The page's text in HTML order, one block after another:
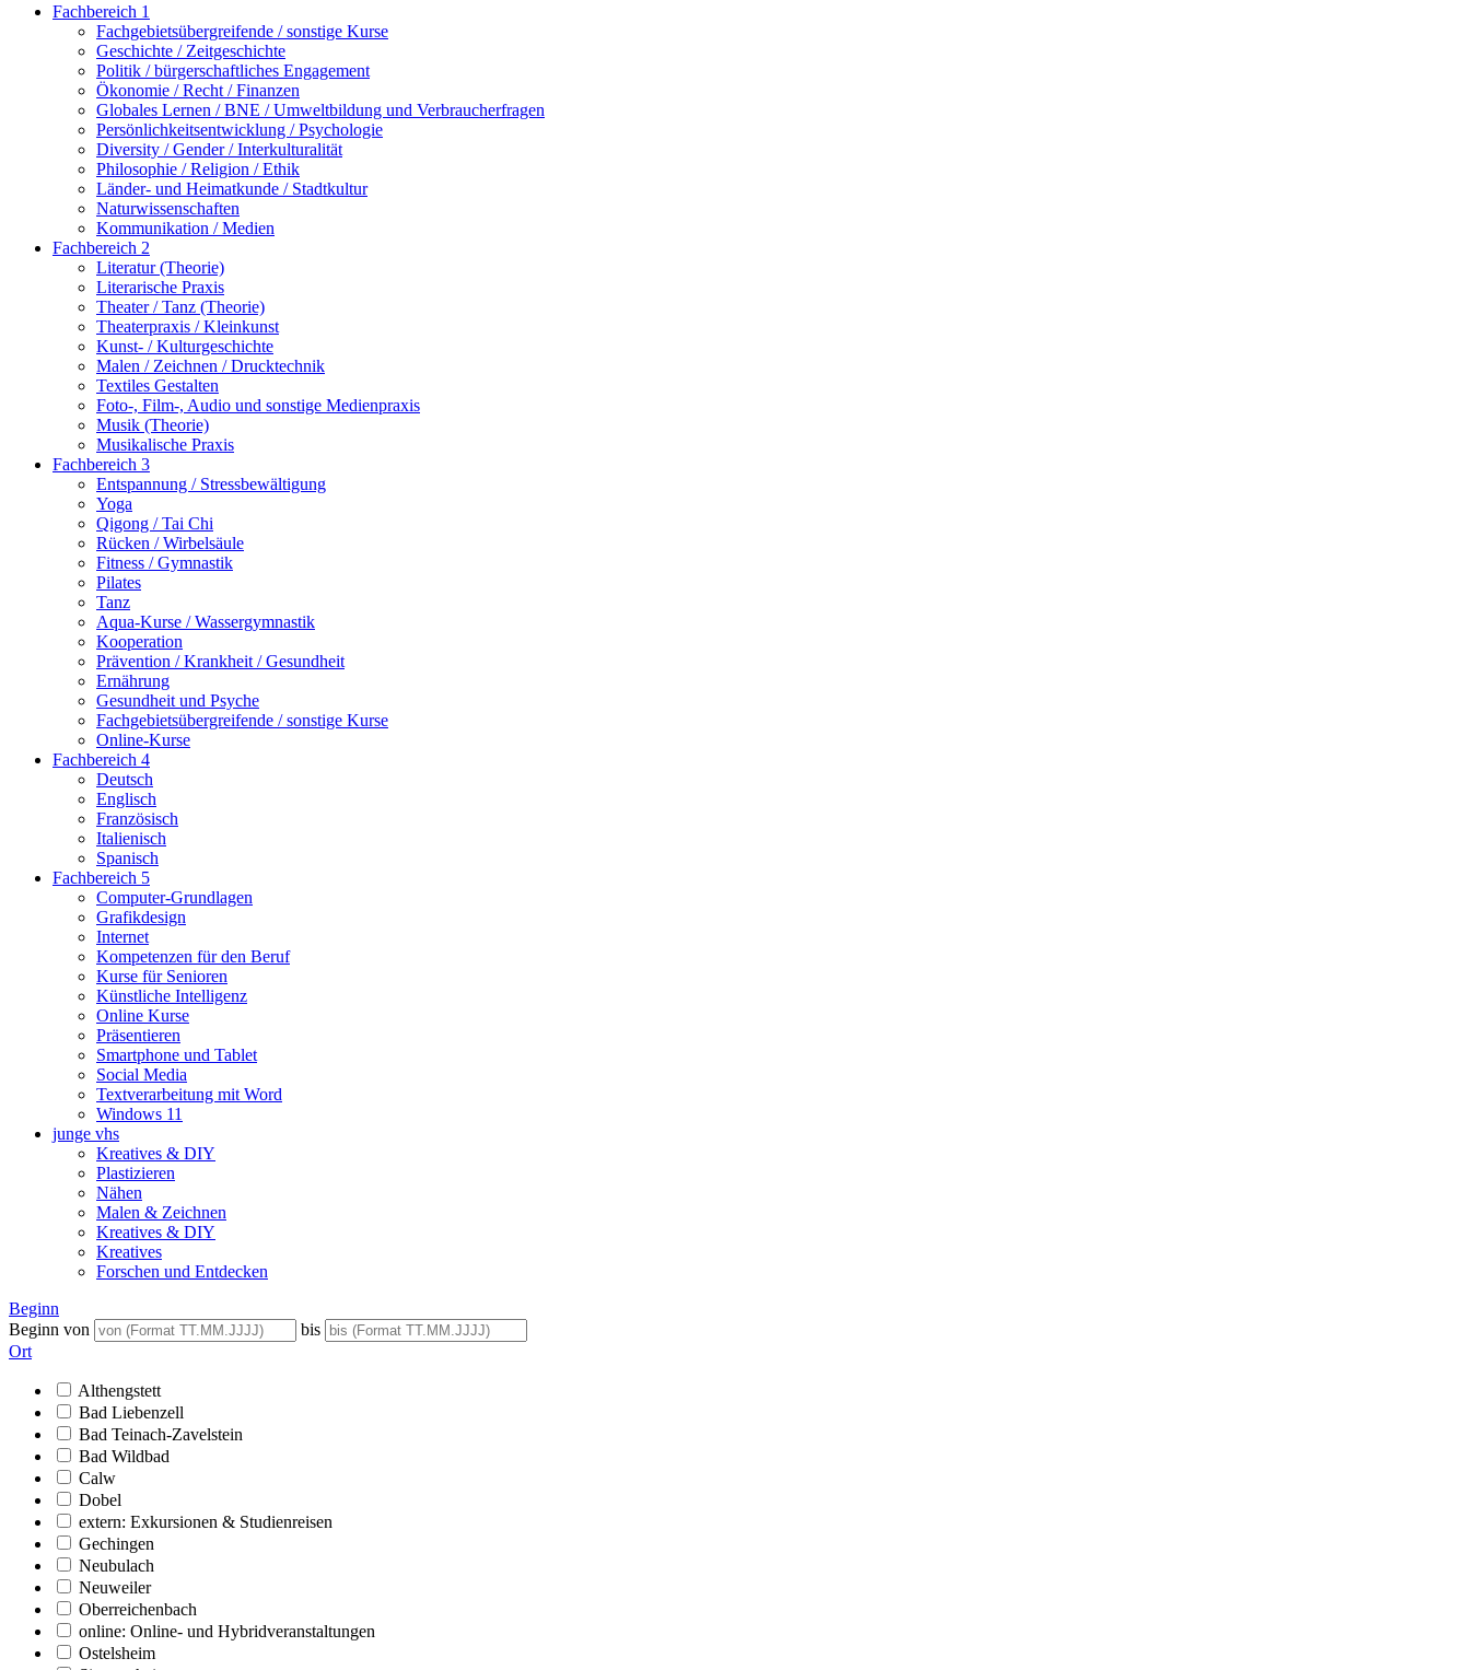
Fachbereich 1
Fachgebietsübergreifende / sonstige Kurse
Geschichte / Zeitgeschichte
Politik / bürgerschaftliches Engagement
Ökonomie / Recht / Finanzen
Globales Lernen / BNE / Umweltbildung und Verbraucherfragen
Persönlichkeitsentwicklung / Psychologie
Diversity / Gender / Interkulturalität
Philosophie / Religion / Ethik
Länder- und Heimatkunde / Stadtkultur
Naturwissenschaften
Kommunikation / Medien
Fachbereich 2
Literatur (Theorie)
Literarische Praxis
Theater / Tanz (Theorie)
Theaterpraxis / Kleinkunst
Kunst- / Kulturgeschichte
Malen / Zeichnen / Drucktechnik
Textiles Gestalten
Foto-, Film-, Audio und sonstige Medienpraxis
Musik (Theorie)
Musikalische Praxis
Fachbereich 3
Entspannung / Stressbewältigung
Yoga
Qigong / Tai Chi
Rücken / Wirbelsäule
Fitness / Gymnastik
Pilates
Tanz
Aqua-Kurse / Wassergymnastik
Kooperation
Prävention / Krankheit / Gesundheit
Ernährung
Gesundheit und Psyche
Fachgebietsübergreifende / sonstige Kurse
Online-Kurse
Fachbereich 4
Deutsch
Englisch
Französisch
Italienisch
Spanisch
Fachbereich 5
Computer-Grundlagen
Grafikdesign
Internet
Kompetenzen für den Beruf
Kurse für Senioren
Künstliche Intelligenz
Online Kurse
Präsentieren
Smartphone und Tablet
Social Media
Textverarbeitung mit Word
Windows 11
junge vhs
Kreatives & DIY
Plastizieren
Nähen
Malen & Zeichnen
Kreatives & DIY
Kreatives
Forschen und Entdecken
Beginn
Beginn von
bis
Ort
Althengstett
Bad Liebenzell
Bad Teinach-Zavelstein
Bad Wildbad
Calw
Dobel
extern: Exkursionen & Studienreisen
Gechingen
Neubulach
Neuweiler
Oberreichenbach
online: Online- und Hybridveranstaltungen
Ostelsheim